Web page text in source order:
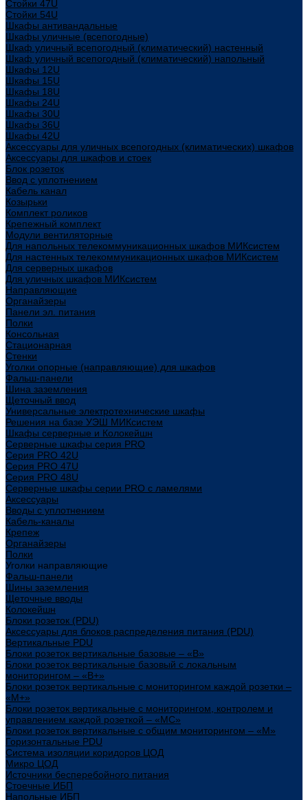
Стойки 47U
Стойки 54U
Шкафы антивандальные
Шкафы уличные (всепогодные)
Шкаф уличный всепогодный (климатический) настенный
Шкаф уличный всепогодный (климатический) напольный
Шкафы 12U
Шкафы 15U
Шкафы 18U
Шкафы 24U
Шкафы 30U
Шкафы 36U
Шкафы 42U
Аксессуары для уличных всепогодных (климатических) шкафов
Аксессуары для шкафов и стоек
Блок розеток
Ввод с уплотнением
Кабель канал
Козырьки
Комплект роликов
Крепежный комплект
Модули вентиляторные
Для напольных телекоммуникационных шкафов МИКсистем
Для настенных телекоммуникационных шкафов МИКсистем
Для серверных шкафов
Для уличных шкафов МИКсистем
Направляющие
Органайзеры
Панели эл. питания
Полки
Консольная
Стационарная
Стенки
Уголки опорные (направляющие) для шкафов
Фальш-панели
Шина заземления
Щеточный ввод
Универсальные электротехнические шкафы
Решения на базе УЭШ МИКсистем
Шкафы серверные и Колокейшн
Серверные шкафы серия PRO
Серия PRO 42U
Серия PRO 47U
Серия PRO 48U
Серверные шкафы серии PRO с ламелями
Аксессуары
Вводы с уплотнением
Кабель-каналы
Крепеж
Органайзеры
Полки
Уголки направляющие
Фальш-панели
Шины заземления
Щеточные вводы
Колокейшн
Блоки розеток (PDU)
Аксессуары для блоков распределения питания (PDU)
Вертикальные PDU
Блоки розеток вертикальные базовые – «В»
Блоки розеток вертикальные базовый с локальным
мониторингом – «В+»
Блоки розеток вертикальные с мониторингом каждой розетки –
«М+»
Блоки розеток вертикальные с мониторингом, контролем и
управлением каждой розеткой – «МС»
Блоки розеток вертикальные с общим мониторингом – «М»
Горизонтальные PDU
Система изоляции коридоров ЦОД
Микро ЦОД
Источники бесперебойного питания
Стоечные ИБП
Напольные ИБП